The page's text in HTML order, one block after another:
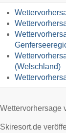
(Welschland)
Wettervorhersage
Skiresort.de